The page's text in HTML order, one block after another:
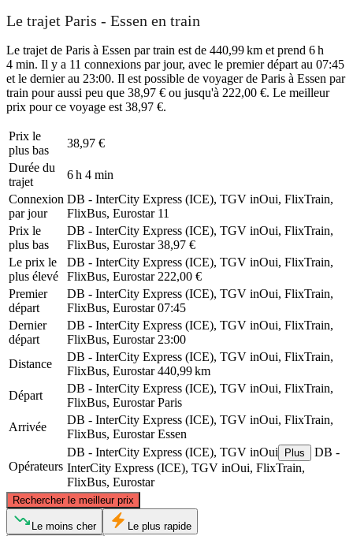
Le trajet Paris - Essen en train
Le trajet de Paris à Essen par train est de 440,99 km et prend 6 h
4 min. Il y a 11 connexions par jour, avec le premier départ au 07:45
et le dernier au 23:00. Il est possible de voyager de Paris à Essen par
train pour aussi peu que 38,97 € ou jusqu'à 222,00 €. Le meilleur
prix pour ce voyage est 38,97 €.
Prix ​​le
plus bas
38,97 €
Durée du
trajet
6 h 4 min
Connexion
par jour
DB - InterCity Express (ICE), TGV inOui, FlixTrain,
FlixBus, Eurostar 11
Prix ​​le
plus bas
DB - InterCity Express (ICE), TGV inOui, FlixTrain,
FlixBus, Eurostar 38,97 €
Le prix le
plus élevé
DB - InterCity Express (ICE), TGV inOui, FlixTrain,
FlixBus, Eurostar 222,00 €
Premier
départ
DB - InterCity Express (ICE), TGV inOui, FlixTrain,
FlixBus, Eurostar 07:45
Dernier
départ
DB - InterCity Express (ICE), TGV inOui, FlixTrain,
FlixBus, Eurostar 23:00
Distance
DB - InterCity Express (ICE), TGV inOui, FlixTrain,
FlixBus, Eurostar 440,99 km
Départ
DB - InterCity Express (ICE), TGV inOui, FlixTrain,
FlixBus, Eurostar Paris
Arrivée
DB - InterCity Express (ICE), TGV inOui, FlixTrain,
FlixBus, Eurostar Essen
Opérateurs
DB - InterCity Express (ICE), TGV inOui Plus
DB -
InterCity Express (ICE), TGV inOui, FlixTrain,
FlixBus, Eurostar
Rechercher le meilleur prix
Le moins cher Le plus rapide